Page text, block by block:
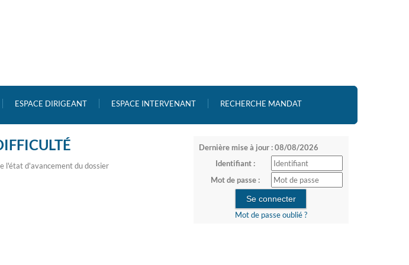
ESPACE DIRIGEANT ESPACE INTERVENANT RECHERCHE MANDAT
Dernière mise à jour : 08/08/2026
Identifiant :
Mot de passe :
Mot de passe oublié ?
l'état d'avancement du dossier